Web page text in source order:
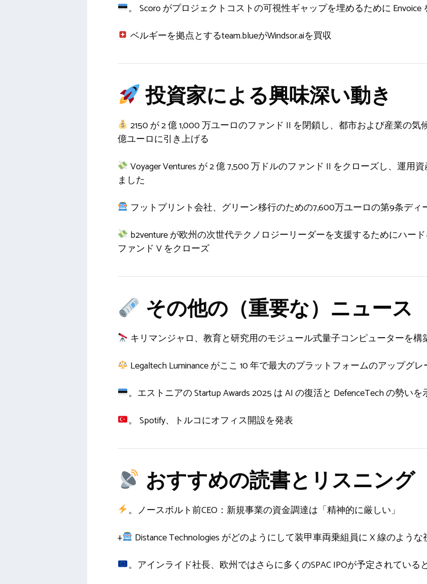
。 Scoro がプロジェクトコストの可視性ギャップを埋めるために Envoice
ベルギーを拠点とするteam.blueがWindsor.aiを買収
投資家による興味深い動き
2150 が 2 億 1,000 万ユーロのファンド II を閉鎖し、都市および産業の
億ユーロに引き上げる
Voyager Ventures が 2 億 7,500 万ドルのファンド II をクローズし、運用
ました
フットプリント会社、グリーン移行のための7,600万ユーロの第9条デ
b2venture が欧州の次世代テクノロジーリーダーを支援するためにハー
ファンド V をクローズ
その他の（重要な）ニュース
キリマンジャロ、教育と研究用のモジュール式量子コンピューターを構
Legaltech Luminance がここ 10 年で最大のプラットフォームのアップグ
。エストニアの Startup Awards 2025 は AI の復活と DefenceTech の勢い
。 Spotify、トルコにオフィス開設を発表
おすすめの読書とリスニング
。ノースボルト前CEO：新規事業の資金調達は「精神的に厳しい」
+
Distance Technologies がどのようにして装甲車両乗組員に X 線のよう
。アインライド社長、欧州ではさらに多くのSPAC IPOが予定されている